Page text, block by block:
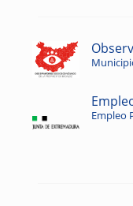
Empleo